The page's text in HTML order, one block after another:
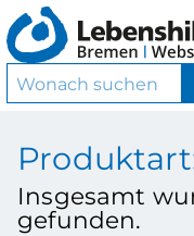
Insgesamt
gefunden.